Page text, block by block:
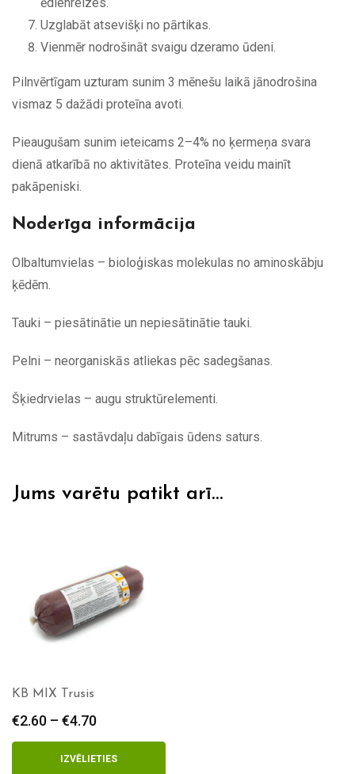
Uzglabāt atsevišķi no pārtikas.
Vienmēr nodrošināt svaigu dzeramo ūdeni.
Pilnvērtīgam uzturam sunim 3 mēnešu laikā jānodrošina
vismaz 5 dažādi proteīna avoti.
Pieaugušam sunim ieteicams 2–4% no ķermeņa svara
dienā atkarībā no aktivitātes. Proteīna veidu mainīt
pakāpeniski.
Noderīga informācija
Olbaltumvielas – bioloģiskas molekulas no aminoskābju
ķēdēm.
Tauki – piesātinātie un nepiesātinātie tauki.
Pelni – neorganiskās atliekas pēc sadegšanas.
Šķiedrvielas – augu struktūrelementi.
Mitrums – sastāvdaļu dabīgais ūdens saturs.
Jums varētu patikt arī…
KB MIX Trusis
€2.60 – €4.70
range:
€2.60
IZVĒLIETIES